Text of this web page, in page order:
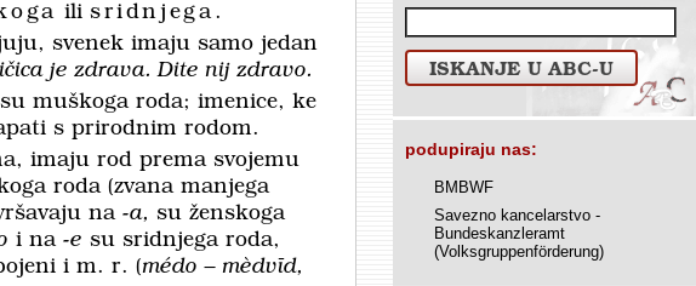
ili sridnjega.
svenek imaju samo jedan
je zdrava. Dite nij zdravo.
muškoga roda; imenice, ke
s prirodnim rodom.
imaju rod prema svojemu
roda (zvana manjega
na -a, su ženskoga
i na -e su sridnjega roda,
i m. r. (médo – mèdvīd,
ISKANJE U ABC-U
podupiraju nas:
BMBWF
Savezno kancelarstvo -
Bundeskanzleramt
(Volksgruppenförderung)